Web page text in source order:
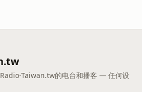
Taiwan.tw的电台和播客 — 任何设